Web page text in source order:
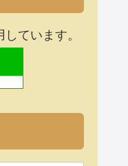
ています。